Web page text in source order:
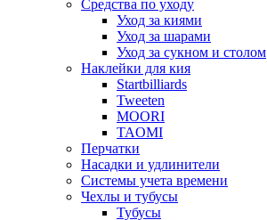
Средства по уходу
Уход за киями
Уход за шарами
Уход за сукном и столом
Наклейки для кия
Startbilliards
Tweeten
MOORI
TAOMI
Перчатки
Насадки и удлинители
Системы учета времени
Чехлы и тубусы
Тубусы